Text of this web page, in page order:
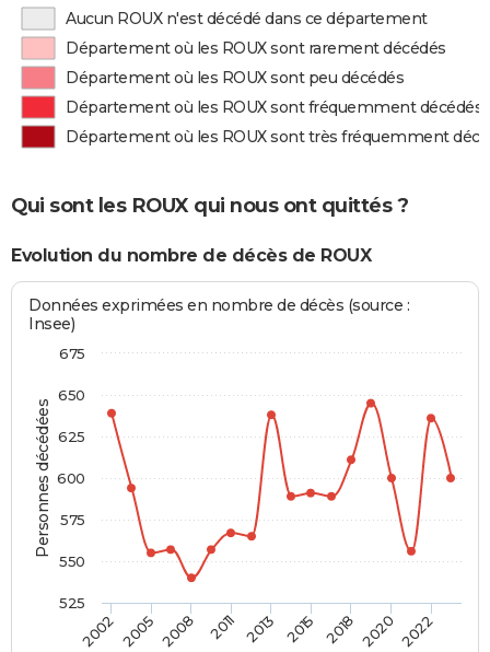
Aucun ROUX n'est décédé dans ce département
Département où les ROUX sont rarement décédés
Département où les ROUX sont peu décédés
Département où les ROUX sont fréquemment décédés
Département où les ROUX sont très fréquemment
Qui sont les ROUX qui nous ont quittés ?
Evolution du nombre de décès de ROUX
Personnes décédées
Données exprimées en nombre de décès (source :
Insee)
2002 2005 2008 2011 2013 2015 2018 2020 2022
525
550
575
600
625
650
675